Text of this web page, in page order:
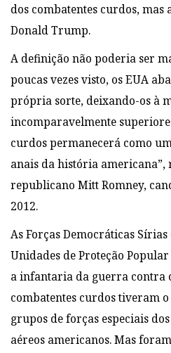
dos combatentes curdos,
Donald Trump.
A definição não poderia ser
poucas vezes visto, os EUA
própria sorte, deixando-os à
incomparavelmente
curdos permanecerá como
anais da história americana”,
republicano Mitt Romney,
2012.
As Forças Democráticas Sírias
Unidades de Proteção
a infantaria da guerra contra
combatentes curdos tiveram
grupos de forças especiais
aéreos americanos. Mas